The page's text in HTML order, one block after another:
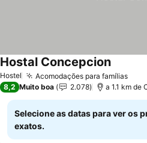
Hostel Acomodações para famíliasVer
Hostal ConcepcionVer
8,2 Muito boa 2.078 a 1.1 km de
Selecione as datas para ver os
exatos.